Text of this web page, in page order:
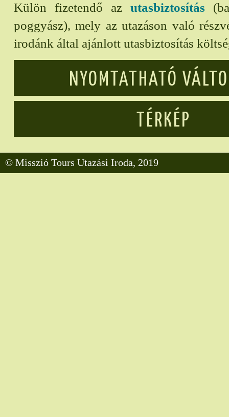
Külön fizetendő az utasbiztosítás
poggyász), mely az utazáson való
irodánk által ajánlott utasbiztosítás
NYOMTATHATÓ
TÉRKÉP
© Misszió Tours Utazási Iroda, 2019